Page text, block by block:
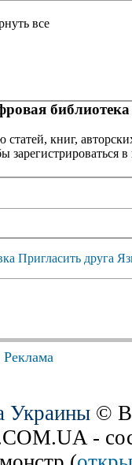
все
библиотека
книг,
зарегистрироваться в
Пригласить друга
Реклама
Украины ©
-